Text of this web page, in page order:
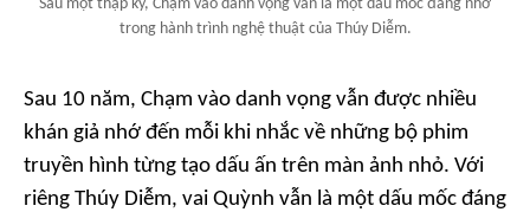
Sau một thập kỷ, Chạm vào danh vọng vẫn là một dấu mốc đáng nhớ
trong hành trình nghệ thuật của Thúy Diễm.
Sau 10 năm, Chạm vào danh vọng vẫn được nhiều
khán giả nhớ đến mỗi khi nhắc về những bộ phim
truyền hình từng tạo dấu ấn trên màn ảnh nhỏ. Với
riêng Thúy Diễm, vai Quỳnh vẫn là một dấu mốc đáng